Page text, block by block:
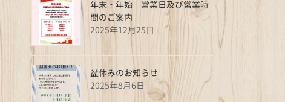
年末・年始 営業日及び営業時
間のご案内
2025年12月25日
盆休みのお知らせ
2025年8月6日